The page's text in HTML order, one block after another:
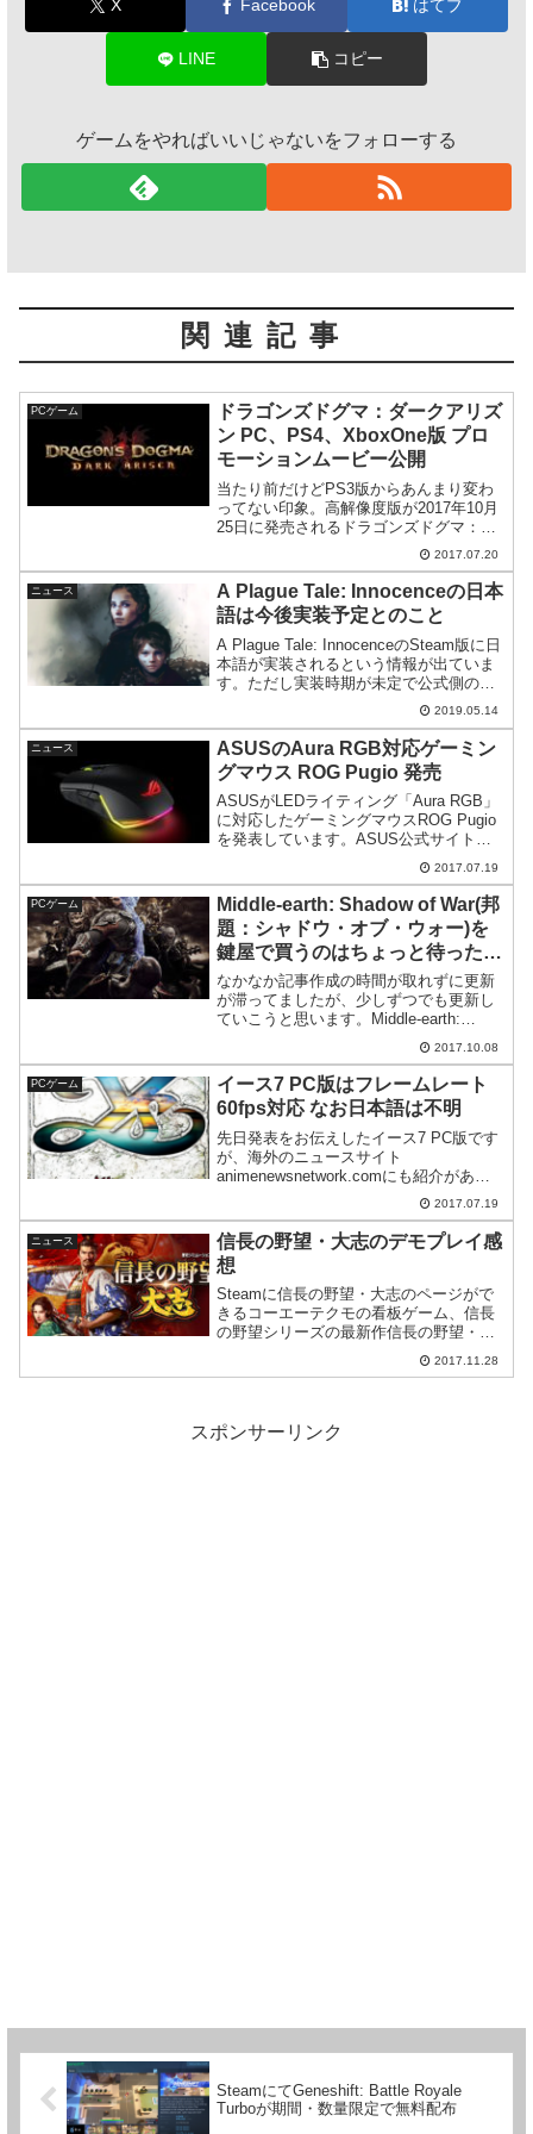
X Facebook はてブ
LINE コピー
ゲームをやればいいじゃないをフォローする
関連記事
PCゲーム
ドラゴンズドグマ：ダークアリズ
ン PC、PS4、XboxOne版 プロ
モーションムービー公開
当たり前だけどPS3版からあんまり変わ
ってない印象。高解像度版が2017年10月
25日に発売されるドラゴンズドグマ：ダ
ークアリズンですが、プロモーションム
ービーが公開されています。当たり前と
言えば当たり前なんですけど、PS3版の
時と中身は一...
2017.07.20
ニュース
A Plague Tale: Innocenceの日本
語は今後実装予定とのこと
A Plague Tale: InnocenceのSteam版に日
本語が実装されるという情報が出ていま
す。ただし実装時期が未定で公式側の見
解も別れているというちょっと不安な状
2019.05.14
ニュース
ASUSのAura RGB対応ゲーミン
グマウス ROG Pugio 発売
ASUSがLEDライティング「Aura RGB」
に対応したゲーミングマウスROG Pugio
を発表しています。ASUS公式サイトで
も紹介されています。サイトを読みます
と、有線式でセンサーは7,200dpiの光学
式。最大トラッキング速度は15...
2017.07.19
PCゲーム
Middle-earth: Shadow of War(邦
題：シャドウ・オブ・ウォー)を
鍵屋で買うのはちょっと待ったほ
うが良いかも
なかなか記事作成の時間が取れずに更新
が滞ってましたが、少しずつでも更新し
ていこうと思います。Middle-earth:
Shadow of War 好評のようですさて、件
名にもありますようにMiddle-earth:
Shadow of W...
2017.10.08
PCゲーム
イース7 PC版はフレームレート
60fps対応 なお日本語は不明
先日発表をお伝えしたイース7 PC版です
が、海外のニュースサイト
animenewsnetwork.comにも紹介があり
ました。トレーラームービーはこちら
animenewsnetwork.comの記事による
と、移植はXSEED GAMESが行...
2017.07.19
ニュース
信長の野望・大志のデモプレイ感
想
Steamに信長の野望・大志のページがで
きるコーエーテクモの看板ゲーム、信長
の野望シリーズの最新作信長の野望・大
志のSteam販売ページが出来ていまし
た。 価格は9800円+税であることが公式
2017.11.28
スポンサーリンク
SteamにてGeneshift: Battle Royale
Turboが期間・数量限定で無料配布